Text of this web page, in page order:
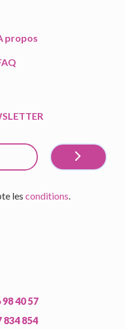
propos
les conditions.
40 57
834 854